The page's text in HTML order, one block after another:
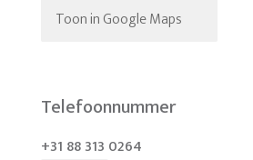
Toon in Google Maps
Telefoonnummer
+31 88 313 0264